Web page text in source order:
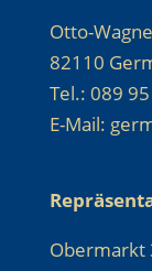
Otto-
82110
Tel.: 089
E-Mail:
Obermarkt